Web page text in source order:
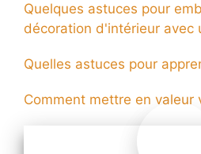
Quelques astuces pour
décoration d'intérieur avec
Quelles astuces pour
Comment mettre en valeur